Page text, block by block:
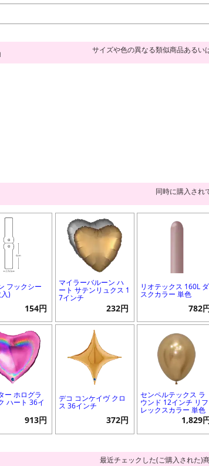
サイズや色の異なる類似商品あるい
同時に購入され
フックシー
)
154円
マイラーバルーン ハ
ート サテンリュクス 1
7インチ
232円
リオテックス 160L ダ
スクカラー 単色
782
ー ホログラ
ハート 36イ
913円
デコ コンケイヴ クロ
ス 36インチ
372円
センペルテックス ラ
ウンド 12インチ リフ
レックスカラー 単色
1,829円
最近チェックした(ご購入された)